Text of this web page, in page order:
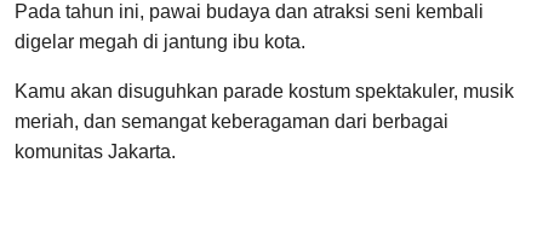
Pada tahun ini, pawai budaya dan atraksi seni kembali
digelar megah di jantung ibu kota.
Kamu akan disuguhkan parade kostum spektakuler, musik
meriah, dan semangat keberagaman dari berbagai
komunitas Jakarta.